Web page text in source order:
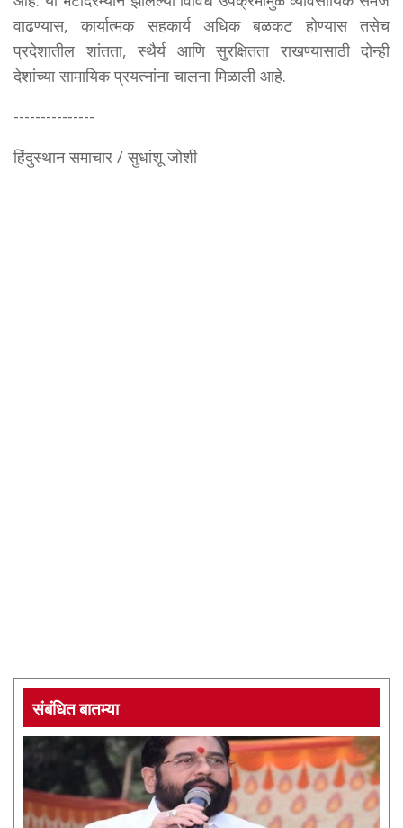
वाढण्यास, कार्यात्मक सहकार्य अधिक बळकट होण्यास तसेच
प्रदेशातील शांतता, स्थैर्य आणि सुरक्षितता राखण्यासाठी दोन्ही
देशांच्या सामायिक प्रयत्नांना चालना मिळाली आहे.
---------------
हिंदुस्थान समाचार / सुधांशू जोशी
संबंधित बातम्या